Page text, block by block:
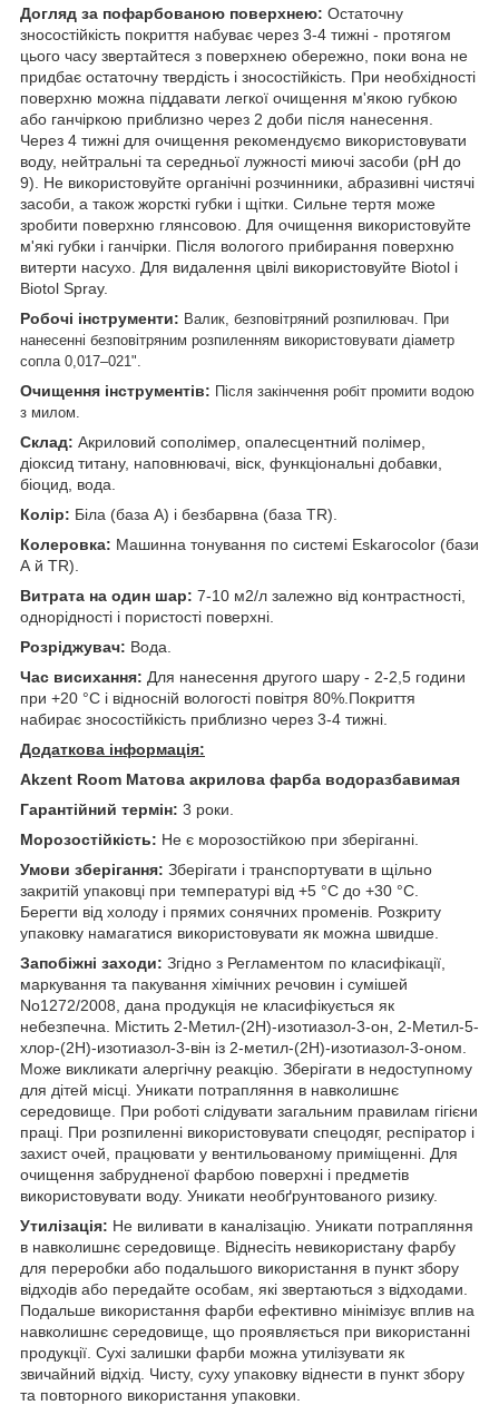
Догляд за пофарбованою поверхнею: Остаточну
зносостійкість покриття набуває через 3-4 тижні - протягом
цього часу звертайтеся з поверхнею обережно, поки вона не
придбає остаточну твердість і зносостійкість. При необхідності
поверхню можна піддавати легкої очищення м'якою губкою
або ганчіркою приблизно через 2 доби після нанесення.
Через 4 тижні для очищення рекомендуємо використовувати
воду, нейтральні та середньої лужності миючі засоби (рН до
9). Не використовуйте органічні розчинники, абразивні чистячі
засоби, а також жорсткі губки і щітки. Сильне тертя може
зробити поверхню глянсовою. Для очищення використовуйте
м'які губки і ганчірки. Після вологого прибирання поверхню
витерти насухо. Для видалення цвілі використовуйте Biotol і
Biotol Spray.
Робочі інструменти: Валик, безповітряний розпилювач. При
нанесенні безповітряним розпиленням використовувати діаметр
сопла 0,017–021".
Очищення інструментів: Після закінчення робіт промити водою
з милом.
Склад: Акриловий сополімер, опалесцентний полімер,
діоксид титану, наповнювачі, віск, функціональні добавки,
біоцид, вода.
Колір: Біла (база А) і безбарвна (база TR).
Колеровка: Машинна тонування по системі Eskarocolor (бази
А й TR).
Витрата на один шар: 7-10 м2/л залежно від контрастності,
однорідності і пористості поверхні.
Розріджувач: Вода.
Час висихання: Для нанесення другого шару - 2-2,5 години
при +20 °С і відносній вологості повітря 80%.Покриття
набирає зносостійкість приблизно через 3-4 тижні.
Додаткова інформація:
Akzent Room Матова акрилова фарба водоразбавимая
Гарантійний термін: 3 роки.
Морозостійкість: Не є морозостійкою при зберіганні.
Умови зберігання: Зберігати і транспортувати в щільно
закритій упаковці при температурі від +5 °C до +30 °C.
Берегти від холоду і прямих сонячних променів. Розкриту
упаковку намагатися використовувати як можна швидше.
Запобіжні заходи: Згідно з Регламентом по класифікації,
маркування та пакування хімічних речовин і сумішей
No1272/2008, дана продукція не класифікується як
небезпечна. Містить 2-Метил-(2Н)-изотиазол-3-он, 2-Метил-5-
хлор-(2Н)-изотиазол-3-він із 2-метил-(2Н)-изотиазол-3-оном.
Може викликати алергічну реакцію. Зберігати в недоступному
для дітей місці. Уникати потрапляння в навколишнє
середовище. При роботі слідувати загальним правилам гігієни
праці. При розпиленні використовувати спецодяг, респіратор і
захист очей, працювати у вентильованому приміщенні. Для
очищення забрудненої фарбою поверхні і предметів
використовувати воду. Уникати необґрунтованого ризику.
Утилізація: Не виливати в каналізацію. Уникати потрапляння
в навколишнє середовище. Віднесіть невикористану фарбу
для переробки або подальшого використання в пункт збору
відходів або передайте особам, які звертаються з відходами.
Подальше використання фарби ефективно мінімізує вплив на
навколишнє середовище, що проявляється при використанні
продукції. Сухі залишки фарби можна утилізувати як
звичайний відхід. Чисту, суху упаковку віднести в пункт збору
та повторного використання упаковки.